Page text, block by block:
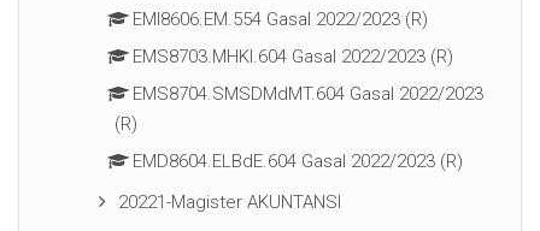
EMI8606.EM.554 Gasal 2022/2023 (R)
EMS8703.MHKI.604 Gasal 2022/2023 (R)
EMS8704.SMSDMdMT.604 Gasal 2022/2023
(R)
EMD8604.ELBdE.604 Gasal 2022/2023 (R)
20221-Magister AKUNTANSI